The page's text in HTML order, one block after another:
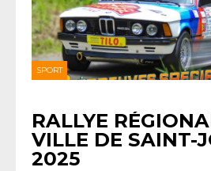
SPORT
RALLYE
VILLE DE SAINT-
2025